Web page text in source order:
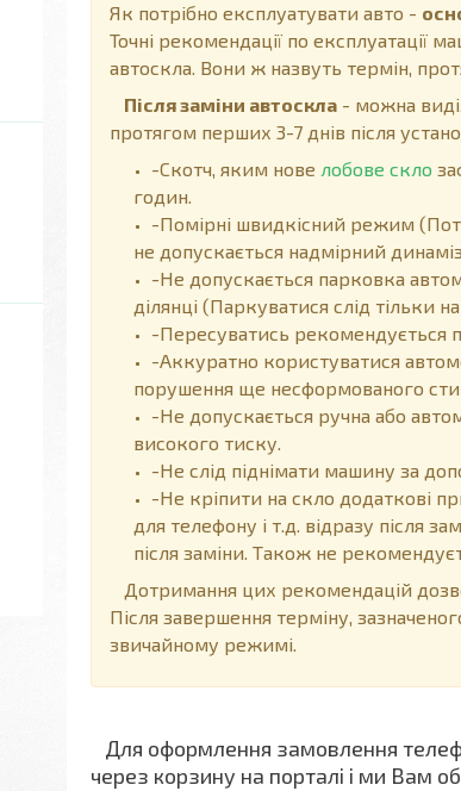
Як потрібно експлуатувати авто -
Точні рекомендації по експлуатації
автоскла. Вони ж назвуть термін,
Після заміни автоскла - можна
протягом перших 3-7 днів після
-Скотч, яким нове лобове скло
годин.
-Помірні швидкісний режим
не допускається надмірний
-Не допускається парковка
ділянці (Паркуватися слід тільки
-Пересуватись рекомендується
-Аккуратно користуватися
порушення ще несформованого
-Не допускається ручна або
високого тиску.
-Не слід піднімати машину за
-Не кріпити на скло додаткові
для телефону і т.д. відразу після
після заміни. Також не
Дотримання цих рекомендацій
Після завершення терміну,
звичайному режимі.
Для оформлення замовлення
через корзину на порталі і ми Вам